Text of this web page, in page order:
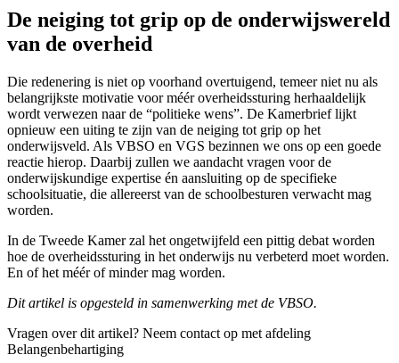
De neiging tot grip op de onderwijswereld
van de overheid
Die redenering is niet op voorhand overtuigend, temeer niet nu als
belangrijkste motivatie voor méér overheidssturing herhaaldelijk
wordt verwezen naar de “politieke wens”. De Kamerbrief lijkt
opnieuw een uiting te zijn van de neiging tot grip op het
onderwijsveld. Als VBSO en VGS bezinnen we ons op een goede
reactie hierop. Daarbij zullen we aandacht vragen voor de
onderwijskundige expertise én aansluiting op de specifieke
schoolsituatie, die allereerst van de schoolbesturen verwacht mag
worden.
In de Tweede Kamer zal het ongetwijfeld een pittig debat worden
hoe de overheidssturing in het onderwijs nu verbeterd moet worden.
En of het méér of minder mag worden.
Dit artikel is opgesteld in samenwerking met de VBSO.
Vragen over dit artikel? Neem contact op met afdeling
Belangenbehartiging